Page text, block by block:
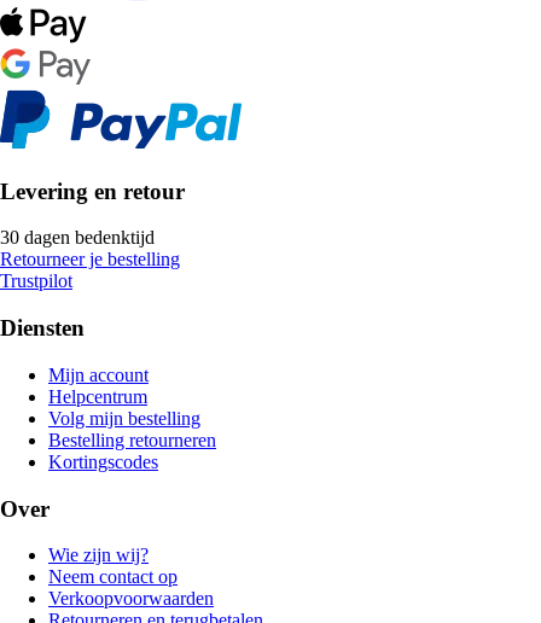
Levering en retour
30 dagen bedenktijd
Retourneer je bestelling
Trustpilot
Diensten
Mijn account
Helpcentrum
Volg mijn bestelling
Bestelling retourneren
Kortingscodes
Over
Wie zijn wij?
Neem contact op
Verkoopvoorwaarden